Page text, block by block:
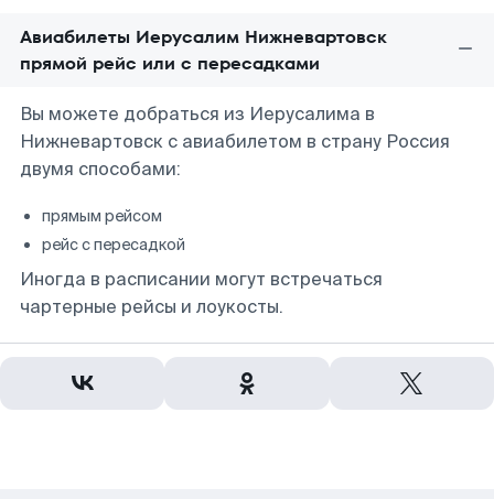
Авиабилеты Иерусалим Нижневартовск
прямой рейс или с пересадками
Вы можете добраться из Иерусалима в
Нижневартовск с авиабилетом в страну Россия
двумя способами:
прямым рейсом
рейс с пересадкой
Иногда в расписании могут встречаться
чартерные рейсы и лоукосты.